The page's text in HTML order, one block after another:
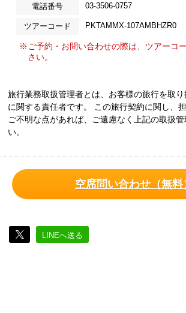
電話番号 03-3506-0757
ツアーコード PKTAMMX-107AMBHZR0
※ご予約・お問い合わせの際は、ツアーコ
さい。
旅行業務取扱管理者とは、お客様の旅行を取り
に関する責任者です。 この旅行契約に関し、
ご不明な点があれば、ご遠慮なく上記の取扱
い。
空席問い合わせ（無料
LINEへ送る